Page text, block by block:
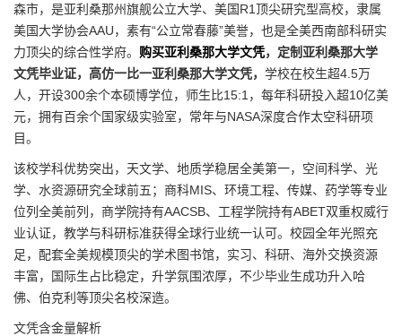
森市，是亚利桑那州旗舰公立大学、美国R1顶尖研究型高校，隶属
美国大学协会AAU，素有“公立常春藤”美誉，也是全美西南部科研实
力顶尖的综合性学府。 购买亚利桑那大学文凭，定制亚利桑那大学
文凭毕业证，高仿一比一亚利桑那大学文凭， 学校在校生超4.5万
人，开设300余个本硕博学位，师生比15:1，每年科研投入超10亿美
元，拥有百余个国家级实验室，常年与NASA深度合作太空科研项
目。
该校学科优势突出，天文学、地质学稳居全美第一，空间科学、光
学、水资源研究全球前五；商科MIS、环境工程、传媒、药学等专业
位列全美前列，商学院持有AACSB、工程学院持有ABET双重权威行
业认证，教学与科研标准获得全球行业统一认可。校园全年光照充
足，配套全美规模顶尖的学术图书馆，实习、科研、海外交换资源
丰富，国际生占比稳定，升学氛围浓厚，不少毕业生成功升入哈
佛、伯克利等顶尖名校深造。
文凭含金量解析